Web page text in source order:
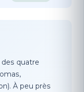
quatre
À peu près